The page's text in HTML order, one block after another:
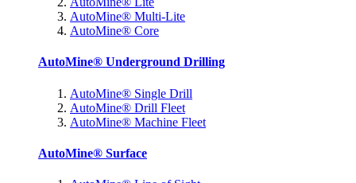
AutoMine® Multi-Lite
AutoMine® Core
AutoMine® Underground Drilling
AutoMine® Single Drill
AutoMine® Drill Fleet
AutoMine® Machine Fleet
AutoMine® Surface